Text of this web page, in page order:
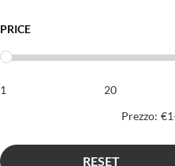
PRICE
Prezzo: €1
RESET